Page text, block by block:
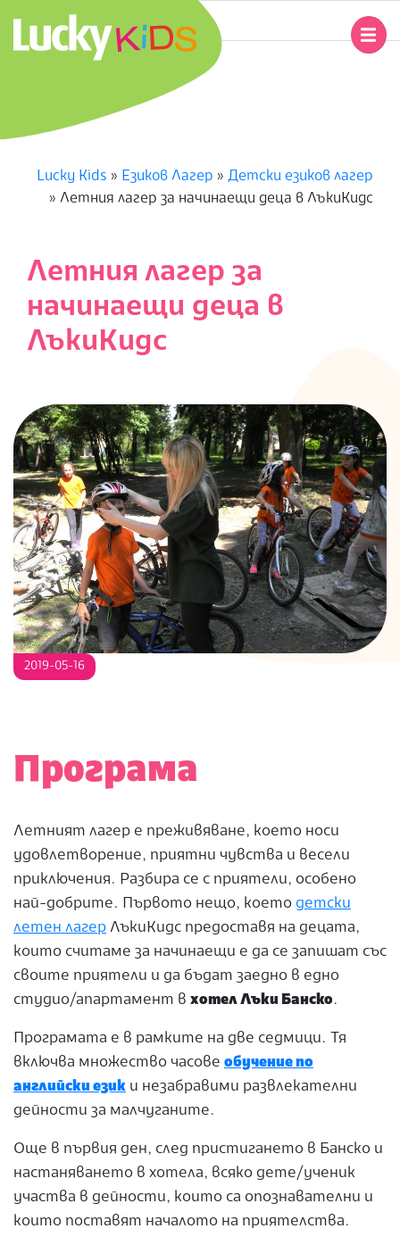
content
U
C
Y
K
D
S
Lucky Kids » Езиков Лагер » Детски езиков лагер
» Летния лагер за начинаещи деца в ЛъкиКидс
Летния лагер за
начинаещи деца в
ЛъкиКидс
2019-05-16
Програма
Летният лагер е преживяване, което носи
удовлетворение, приятни чувства и весели
приключения. Разбира се с приятели, особено
най-добрите. Първото нещо, което детски
летен лагер ЛъкиКидс предоставя на децата,
които считаме за начинаещи е да се запишат със
своите приятели и да бъдат заедно в едно
студио/апартамент в хотел Лъки Банско.
Програмата е в рамките на две седмици. Тя
включва множество часове обучение по
английски език и незабравими развлекателни
дейности за малчуганите.
Още в първия ден, след пристигането в Банско и
настаняването в хотела, всяко дете/ученик
участва в дейности, които са опознавателни и
които поставят началото на приятелства.